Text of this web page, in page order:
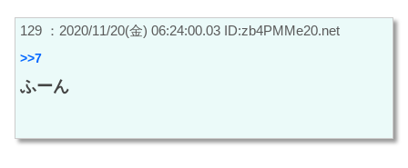
129 ：2020/11/20(金) 06:24:00.03 ID:zb4PMMe20.net
>>7
ふーん